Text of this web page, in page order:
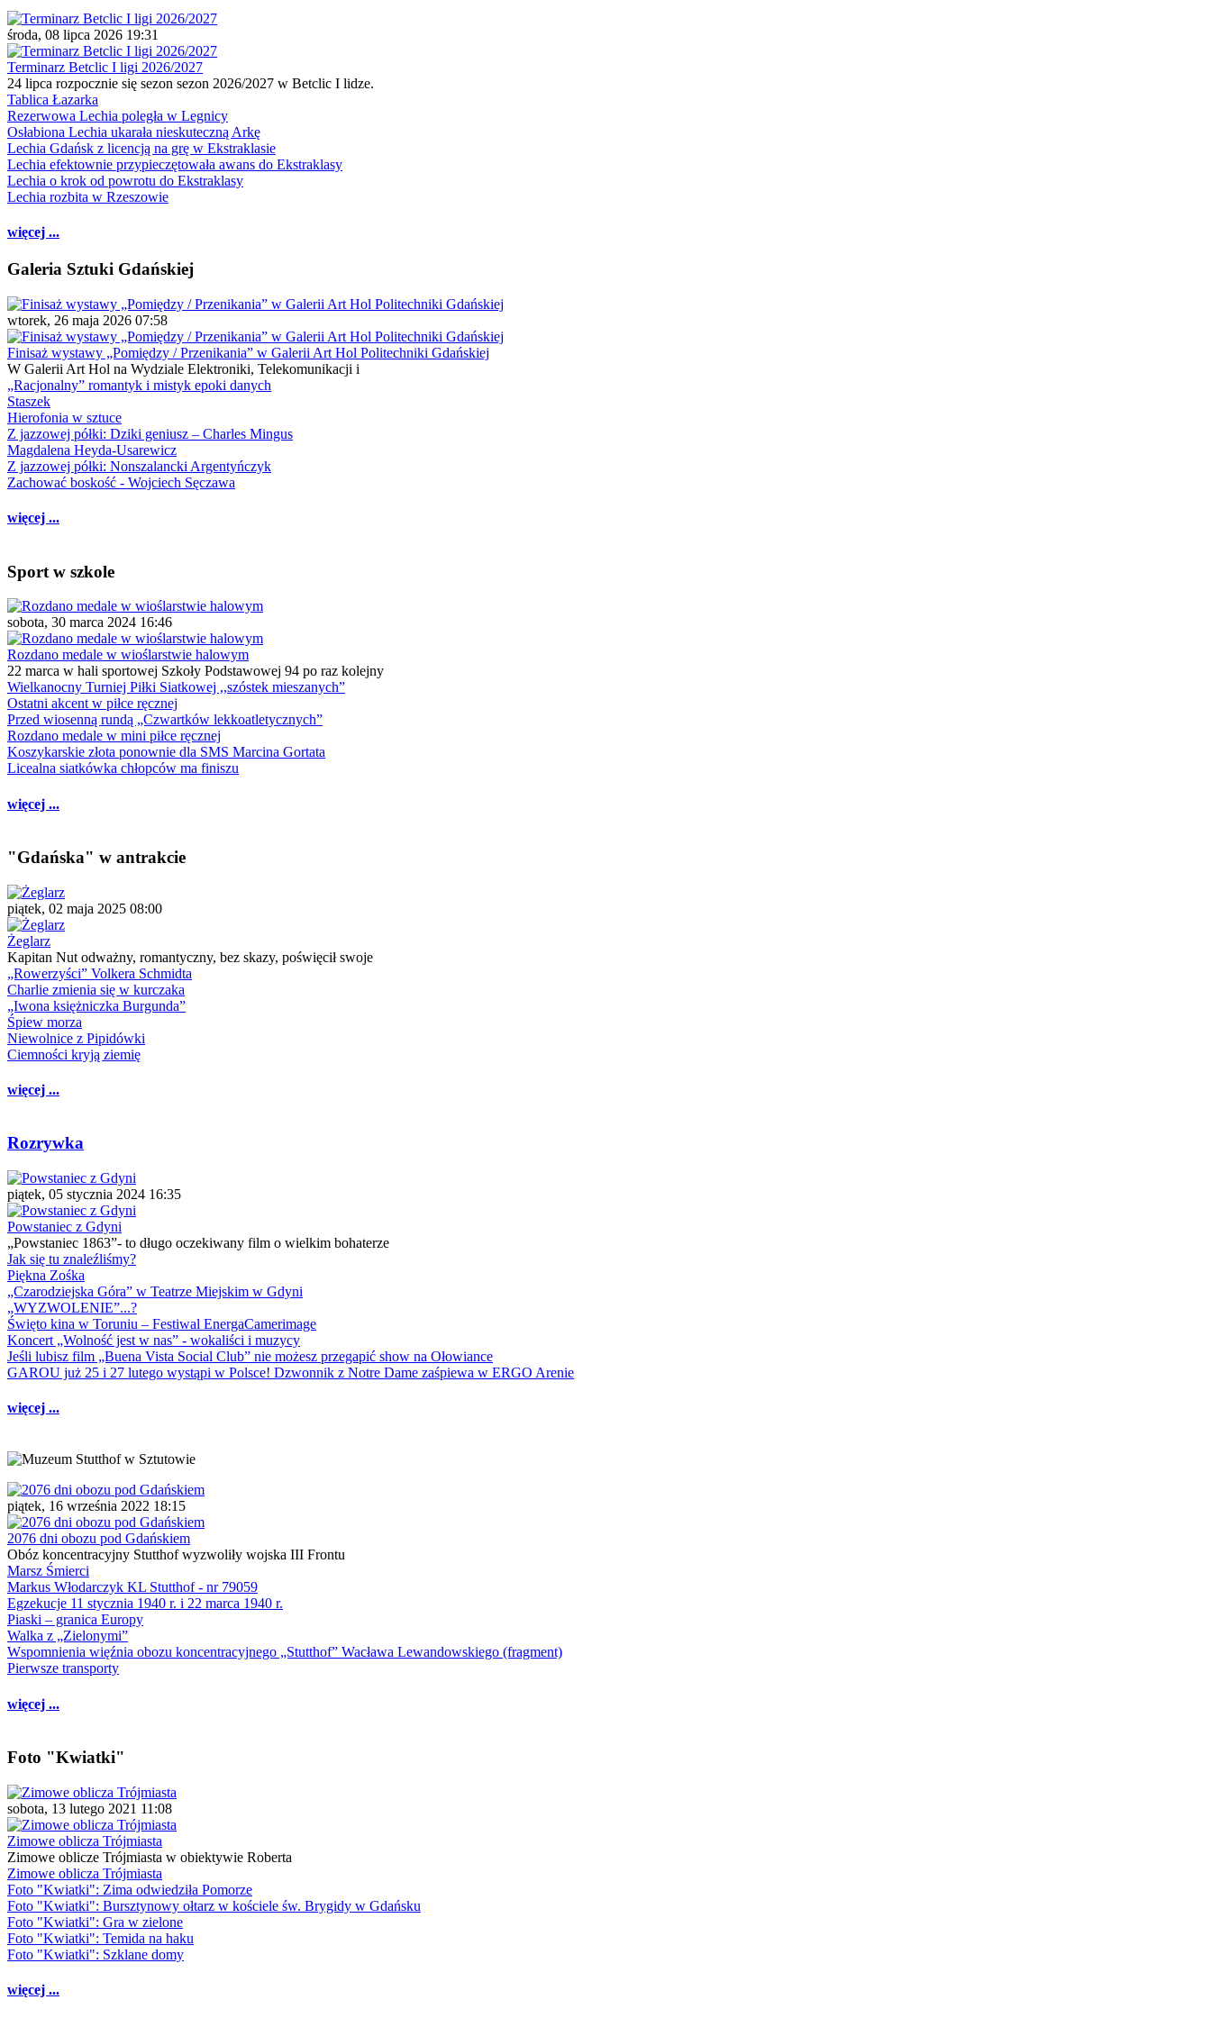
środa, 08 lipca 2026 19:31
Terminarz Betclic I ligi 2026/2027
24 lipca rozpocznie się sezon sezon 2026/2027 w Betclic I lidze.
Tablica Łazarka
Rezerwowa Lechia poległa w Legnicy
Osłabiona Lechia ukarała nieskuteczną Arkę
Lechia Gdańsk z licencją na grę w Ekstraklasie
Lechia efektownie przypieczętowała awans do Ekstraklasy
Lechia o krok od powrotu do Ekstraklasy
Lechia rozbita w Rzeszowie
więcej ...
Galeria Sztuki Gdańskiej
wtorek, 26 maja 2026 07:58
Finisaż wystawy „Pomiędzy / Przenikania” w Galerii Art Hol Politechniki Gdańskiej
W Galerii Art Hol na Wydziale Elektroniki, Telekomunikacji i
„Racjonalny” romantyk i mistyk epoki danych
Staszek
Hierofonia w sztuce
Z jazzowej półki: Dziki geniusz – Charles Mingus
Magdalena Heyda-Usarewicz
Z jazzowej półki: Nonszalancki Argentyńczyk
Zachować boskość - Wojciech Sęczawa
więcej ...
Sport w szkole
sobota, 30 marca 2024 16:46
Rozdano medale w wioślarstwie halowym
22 marca w hali sportowej Szkoły Podstawowej 94 po raz kolejny
Wielkanocny Turniej Piłki Siatkowej ,,szóstek mieszanych”
Ostatni akcent w piłce ręcznej
Przed wiosenną rundą „Czwartków lekkoatletycznych”
Rozdano medale w mini piłce ręcznej
Koszykarskie złota ponownie dla SMS Marcina Gortata
Licealna siatkówka chłopców ma finiszu
więcej ...
"Gdańska" w antrakcie
piątek, 02 maja 2025 08:00
Żeglarz
Kapitan Nut odważny, romantyczny, bez skazy, poświęcił swoje
„Rowerzyści” Volkera Schmidta
Charlie zmienia się w kurczaka
„Iwona księżniczka Burgunda”
Śpiew morza
Niewolnice z Pipidówki
Ciemności kryją ziemię
więcej ...
Rozrywka
piątek, 05 stycznia 2024 16:35
Powstaniec z Gdyni
„Powstaniec 1863”- to długo oczekiwany film o wielkim bohaterze
Jak się tu znaleźliśmy?
Piękna Zośka
„Czarodziejska Góra” w Teatrze Miejskim w Gdyni
„WYZWOLENIE”...?
Święto kina w Toruniu – Festiwal EnergaCamerimage
Koncert „Wolność jest w nas” - wokaliści i muzycy
Jeśli lubisz film „Buena Vista Social Club” nie możesz przegapić show na Ołowiance
GAROU już 25 i 27 lutego wystąpi w Polsce! Dzwonnik z Notre Dame zaśpiewa w ERGO Arenie
więcej ...
piątek, 16 września 2022 18:15
2076 dni obozu pod Gdańskiem
Obóz koncentracyjny Stutthof wyzwoliły wojska III Frontu
Marsz Śmierci
Markus Włodarczyk KL Stutthof - nr 79059
Egzekucje 11 stycznia 1940 r. i 22 marca 1940 r.
Piaski – granica Europy
Walka z „Zielonymi”
Wspomnienia więźnia obozu koncentracyjnego „Stutthof” Wacława Lewandowskiego (fragment)
Pierwsze transporty
więcej ...
Foto "Kwiatki"
sobota, 13 lutego 2021 11:08
Zimowe oblicza Trójmiasta
Zimowe oblicze Trójmiasta w obiektywie Roberta
Zimowe oblicza Trójmiasta
Foto "Kwiatki": Zima odwiedziła Pomorze
Foto "Kwiatki": Bursztynowy ołtarz w kościele św. Brygidy w Gdańsku
Foto "Kwiatki": Gra w zielone
Foto "Kwiatki": Temida na haku
Foto "Kwiatki": Szklane domy
więcej ...